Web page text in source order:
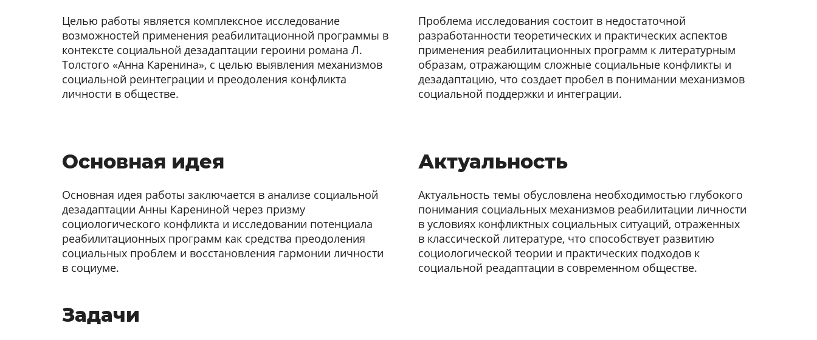
Целью работы является комплексное исследование
возможностей применения реабилитационной программы в
контексте социальной дезадаптации героини романа Л.
Толстого «Анна Каренина», с целью выявления механизмов
социальной реинтеграции и преодоления конфликта
личности в обществе.
Проблема исследования состоит в недостаточной
разработанности теоретических и практических аспектов
применения реабилитационных программ к литературным
образам, отражающим сложные социальные конфликты и
дезадаптацию, что создает пробел в понимании механизмов
социальной поддержки и интеграции.
Основная идея
Основная идея работы заключается в анализе социальной
дезадаптации Анны Карениной через призму
социологического конфликта и исследовании потенциала
реабилитационных программ как средства преодоления
социальных проблем и восстановления гармонии личности
в социуме.
Актуальность
Актуальность темы обусловлена необходимостью глубокого
понимания социальных механизмов реабилитации личности
в условиях конфликтных социальных ситуаций, отраженных
в классической литературе, что способствует развитию
социологической теории и практических подходов к
социальной реадаптации в современном обществе.
Задачи